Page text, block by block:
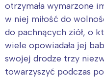
otrzymała wymarzone
w niej miłość do
do pachnących ziół, o
wiele opowiadała jej
swojej drodze trzy
towarzyszyć podczas